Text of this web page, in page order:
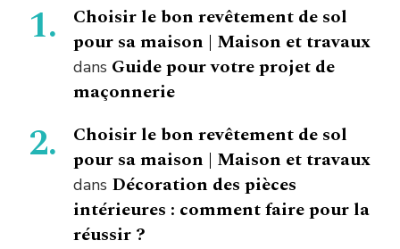
Choisir le bon revêtement de sol
pour sa maison | Maison et travaux
dans Guide pour votre projet de
maçonnerie
Choisir le bon revêtement de sol
pour sa maison | Maison et travaux
dans Décoration des pièces
intérieures : comment faire pour la
réussir ?